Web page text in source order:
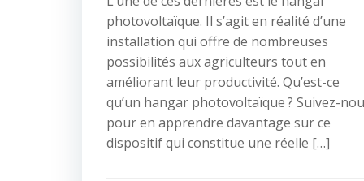
photovoltaïque. Il s’agit en réalité d’une
installation qui offre de nombreuses
possibilités aux agriculteurs tout en
améliorant leur productivité. Qu’est-ce
qu’un hangar photovoltaïque ? Suivez-
pour en apprendre davantage sur ce
dispositif qui constitue une réelle […]